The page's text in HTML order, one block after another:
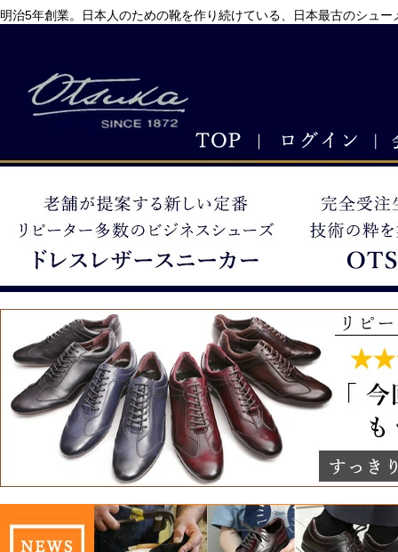
明治5年創業。日本人のための靴を作り続けている、日本最古のシュ